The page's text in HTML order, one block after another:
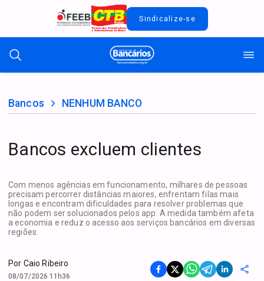
Sindicalize-se
Bancos NENHUM BANCO
Bancos excluem clientes
Com menos agências em funcionamento, milhares de pessoas
precisam percorrer distâncias maiores, enfrentam filas mais
longas e encontram dificuldades para resolver problemas que
não podem ser solucionados pelos app. A medida também afeta
a economia e reduz o acesso aos serviços bancários em diversas
regiões.
Por Caio Ribeiro
08/07/2026 11h36